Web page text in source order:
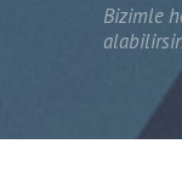
Bizimle